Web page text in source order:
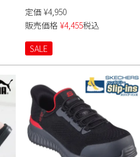
定価 ¥4,950
販売価格 ¥4,455税込
SALE